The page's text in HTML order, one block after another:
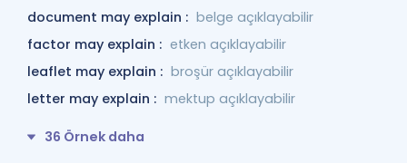
document may explain : belge açıklayabilir
factor may explain : etken açıklayabilir
leaflet may explain : broşür açıklayabilir
letter may explain : mektup açıklayabilir
36 Örnek daha